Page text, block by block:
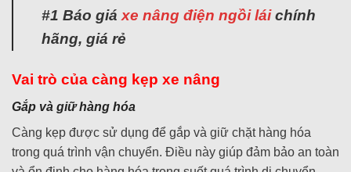
#1 Báo giáxe nâng điện ngồi láichính
hãng, giá rẻ
Vai trò của càng kẹp xe nâng
Gắp và giữ hàng hóa
Càng kẹp được sử dụng để gắp và giữ chặt hàng hóa
trong quá trình vận chuyển. Điều này giúp đảm bảo an toàn